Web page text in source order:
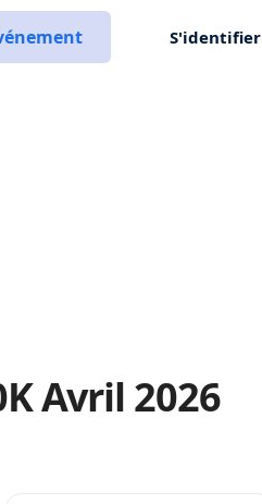
S'identifier
Avril 2026